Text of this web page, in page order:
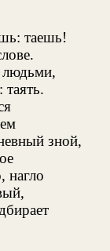
таешь!
зной,
нагло